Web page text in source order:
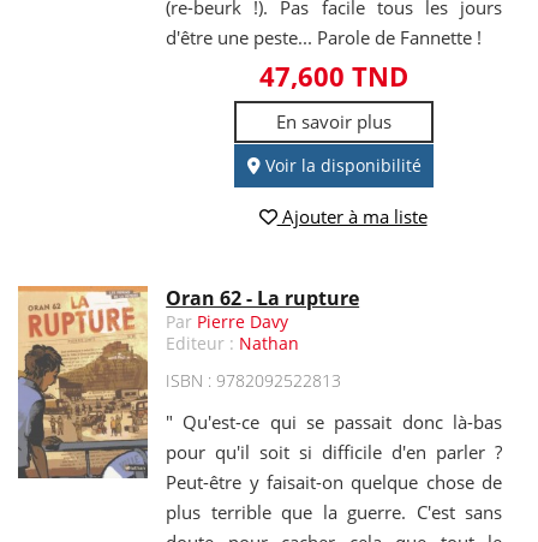
(re-beurk !). Pas facile tous les jours
d'être une peste... Parole de Fannette !
47,600 TND
En savoir plus
Voir la disponibilité
Ajouter à ma liste
Oran 62 - La rupture
Par Pierre Davy
Editeur : Nathan
ISBN : 9782092522813
" Qu'est-ce qui se passait donc là-bas
pour qu'il soit si difficile d'en parler ?
Peut-être y faisait-on quelque chose de
plus terrible que la guerre. C'est sans